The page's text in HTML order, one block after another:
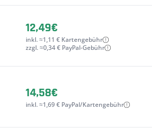
12,49€
inkl. ≈1,11 € Kartengebühr
zzgl. ≈0,34 € PayPal-Gebühr
14,58€
inkl. ≈1,69 € PayPal/Kartengebühr